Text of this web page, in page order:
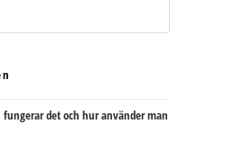
det och hur använder man